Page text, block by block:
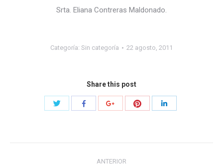
Srta. Eliana Contreras Maldonado.
Categoría: Sin categoría 22 agosto, 2011
Share this post
CompartirCompartir CompartirCompartirCompartir
ANTERIOR